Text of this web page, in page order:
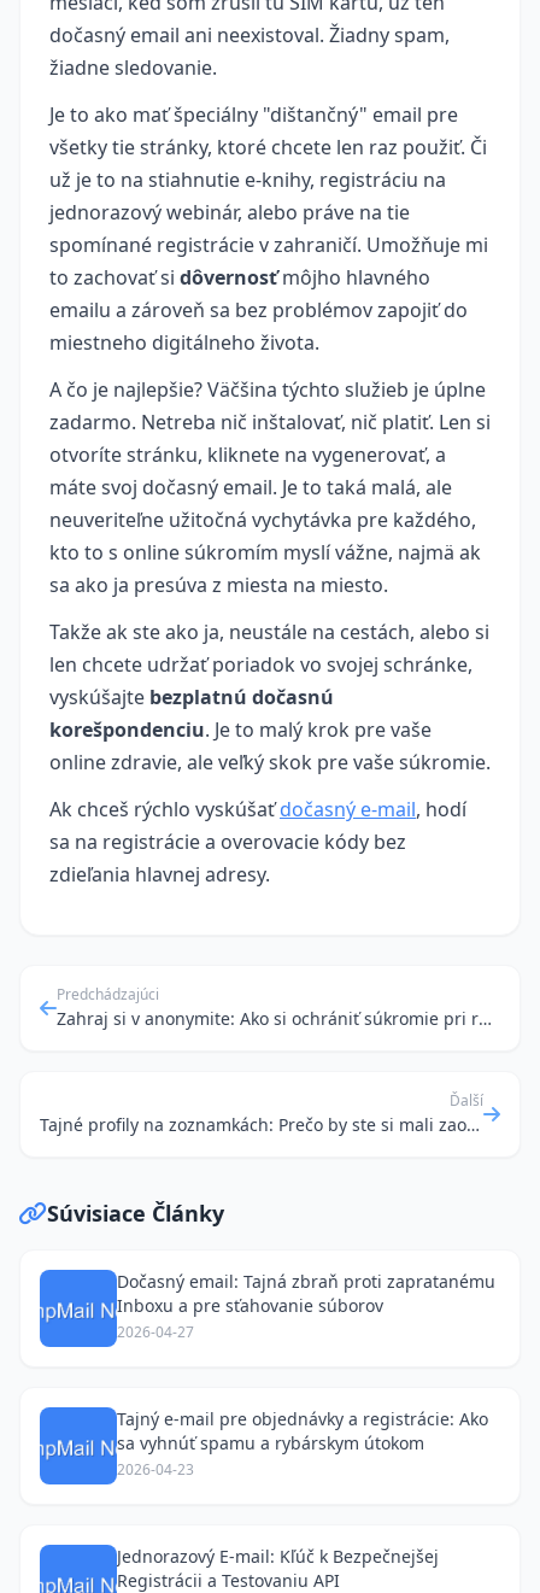
dočasný email ani neexistoval. Žiadny spam,
žiadne sledovanie.
Je to ako mať špeciálny "dištančný" email pre
všetky tie stránky, ktoré chcete len raz použiť. Či
už je to na stiahnutie e-knihy, registráciu na
jednorazový webinár, alebo práve na tie
spomínané registrácie v zahraničí. Umožňuje mi
to zachovať si dôvernosťmôjho hlavného
emailu a zároveň sa bez problémov zapojiť do
miestneho digitálneho života.
A čo je najlepšie? Väčšina týchto služieb je úplne
zadarmo. Netreba nič inštalovať, nič platiť. Len si
otvoríte stránku, kliknete na vygenerovať, a
máte svoj dočasný email. Je to taká malá, ale
neuveriteľne užitočná vychytávka pre každého,
kto to s online súkromím myslí vážne, najmä ak
sa ako ja presúva z miesta na miesto.
Takže ak ste ako ja, neustále na cestách, alebo si
len chcete udržať poriadok vo svojej schránke,
vyskúšajte bezplatnú dočasnú
korešpondenciu. Je to malý krok pre vaše
online zdravie, ale veľký skok pre vaše súkromie.
Ak chceš rýchlo vyskúšaťdočasný e‑mail, hodí
sa na registrácie a overovacie kódy bez
zdieľania hlavnej adresy.
Predchádzajúci
Zahraj si v anonymite: Ako si ochrániť súkromie pri registrácii na herných platformách
Ďalší
Tajné profily na zoznamkách: Prečo by ste si mali zaobstarať "horúci" email na zoznamovanie?
Súvisiace Články
Dočasný email: Tajná zbraň proti zapratanému
Inboxu a pre sťahovanie súborov
2026-04-27
Tajný e-mail pre objednávky a registrácie: Ako
sa vyhnúť spamu a rybárskym útokom
2026-04-23
Jednorazový E-mail: Kľúč k Bezpečnejšej
Registrácii a Testovaniu API